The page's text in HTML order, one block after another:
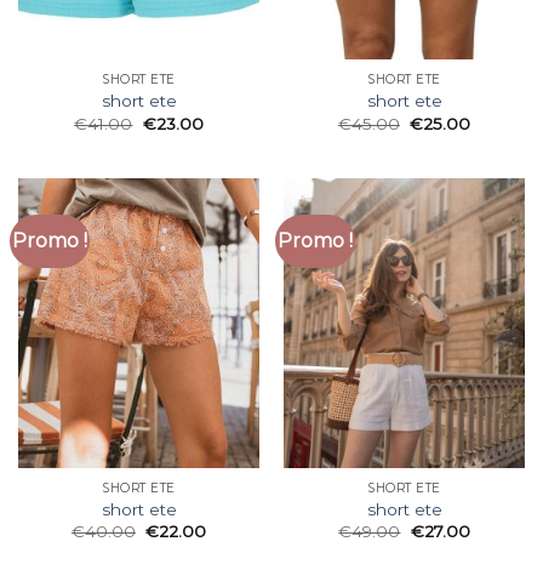
SHORT ETE
short ete
€41.00 €23.00
SHORT ETE
short ete
€45.00 €25.00
Promo !
SHORT ETE
short ete
€40.00 €22.00
Promo !
SHORT ETE
short ete
€49.00 €27.00